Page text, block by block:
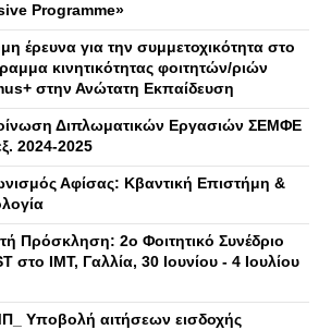
Programme»
έρευνα για την συμμετοχικότητα στο
κινητικότητας φοιτητών/ριών
στην Ανώτατη Εκπαίδευση
Διπλωματικών Εργασιών ΣΕΜΦΕ
2024-2025
Αφίσας: Κβαντική Επιστήμη &
Πρόσκληση: 2ο Φοιτητικό Συνέδριο
στο IMT, Γαλλία, 30 Ιουνίου - 4 Ιουλίου
Υποβολή αιτήσεων εισδοχής